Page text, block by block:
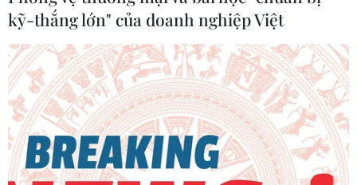
kỹ-thắng lớn" của doanh nghiệp Việt